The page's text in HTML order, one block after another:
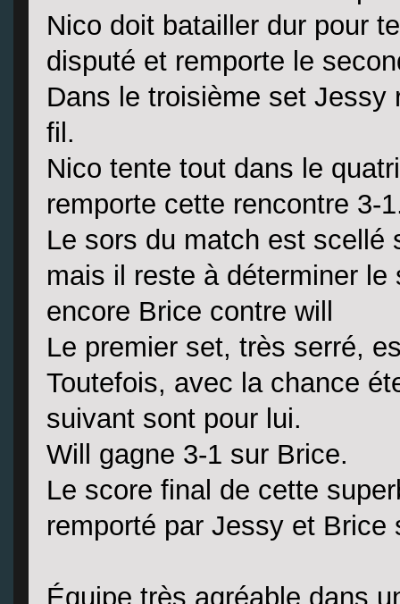
Nico doit batailler dur pour
disputé et remporte le
Dans le troisième set Jessy
fil.
Nico tente tout dans le
remporte cette rencontre 3-
Le sors du match est
mais il reste à déterminer
encore Brice contre will
Le premier set, très serré,
Toutefois, avec la chance
suivant sont pour lui.
Will gagne 3-1 sur Brice.
Le score final de cette
remporté par Jessy et Brice
Équipe très agréable dans